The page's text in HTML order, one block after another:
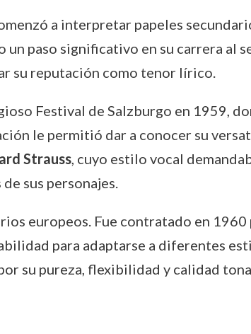
a interpretar papeles
paso significativo en su carrera al
su reputación como tenor lírico.
Festival de Salzburgo en 1959,
le permitió dar a conocer su
Strauss, cuyo estilo vocal
sus personajes.
europeos. Fue contratado en 1960
para adaptarse a diferentes
su pureza, flexibilidad y calidad